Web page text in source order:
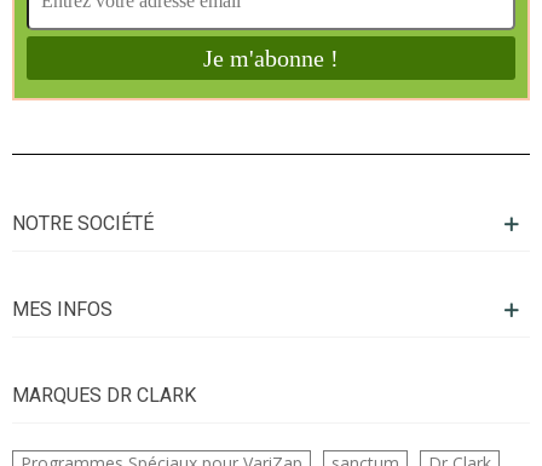
NOTRE SOCIÉTÉ
MES INFOS
MARQUES DR CLARK